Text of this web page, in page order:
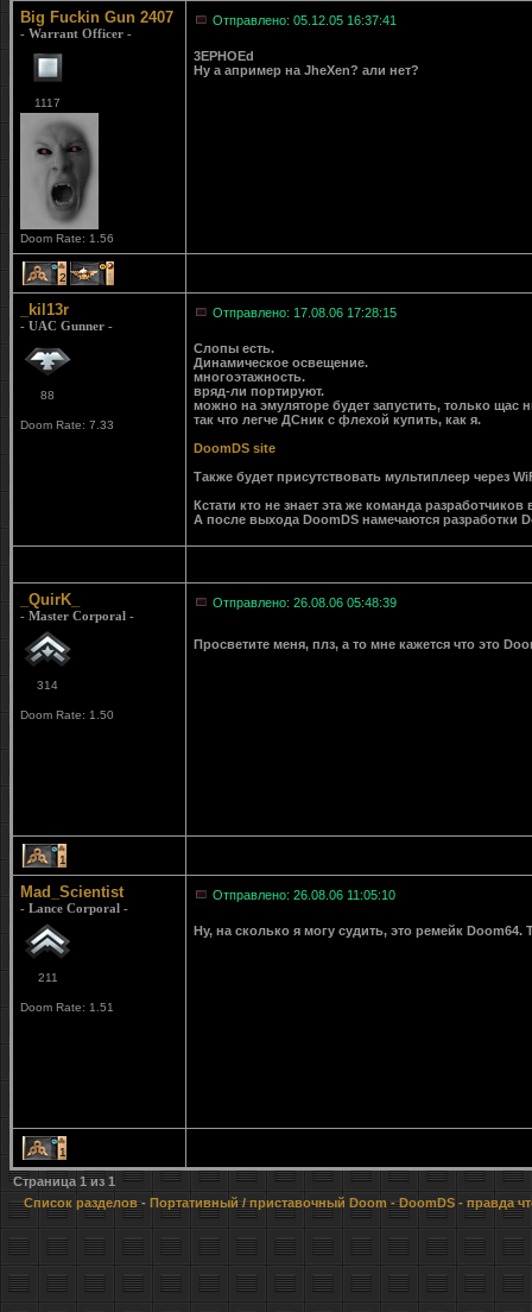
Big Fuckin Gun 2407
- Warrant Officer -
1117
Doom Rate: 1.56
Отправлено: 05.12.05 16:37:41
3EPHOEd
Ну а апример на JheXen? али нет?
2 1
_kil13r
- UAC Gunner -
88
Doom Rate: 7.33
Отправлено: 17.08.06 17:28:15
Слопы есть.
Динамическое освещение.
многоэтажность.
вряд-ли портируют.
можно на эмуляторе будет запустить, только щас
так что легче ДСник с флехой купить, как я.
DoomDS site
Также будет присутствовать мультиплеер через
Кстати кто не знает эта же команда
А после выхода DoomDS намечаются разработки
_QuirK_
- Master Corporal -
314
Doom Rate: 1.50
Отправлено: 26.08.06 05:48:39
Просветите меня, плз, а то мне кажется что это
1
Mad_Scientist
- Lance Corporal -
211
Doom Rate: 1.51
Отправлено: 26.08.06 11:05:10
Ну, на сколько я могу судить, это ремейк
1
Страница 1из 1
Список разделов- Портативный / приставочный Doom - DoomDS - правда